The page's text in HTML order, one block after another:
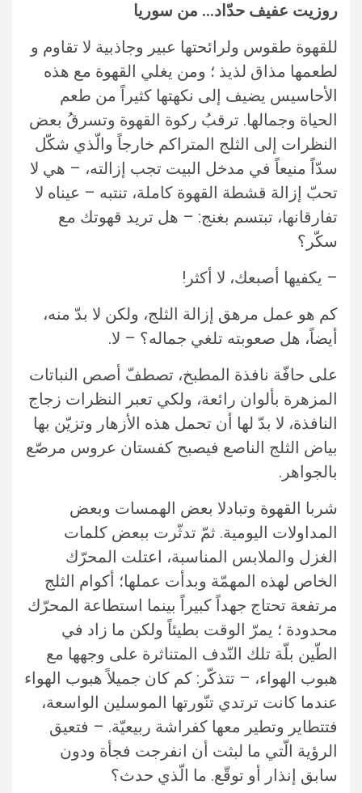
روزيت عفيف حدّاد… من سوريا
للقهوة طقوس ولرائحتها عبير وجاذبية لا تقاوم و
لطعمها مذاق لذيذ ؛ ومن يغلي القهوة مع هذه
الأحاسيس يضيف إلى نكهتها كثيراً من طعم
الحياة وجمالها. ترقبُ ركوة القهوة وتسرقُ بعض
النظرات إلى الثلج المتراكم خارجاً والّذي شكّل
سدّاً منيعاً في مدخل البيت تجب إزالته، – هي لا
تحبّ إزالة قشطة القهوة كاملة، تنتبه – عيناه لا
تفارقانها، تبتسم بغنج: – هل تريد قهوتك مع
سكّر؟
– يكفيها أصبعك، لا أكثر!
كم هو عمل مرهق إزالة الثلج، ولكن لا بدّ منه،
أيضاً، هل صعوبته تلغي جماله؟ – لا.
على حافّة نافذة المطبخ، تصطفّ أصص النباتات
المزهرة بألوان رائعة، ولكي تعبر النظرات زجاج
النافذة، لا بدّ لها أن تحمل هذه الأزهار وتزيّن بها
بياض الثلج الناصع فيصبح كفستان عروس مرصّع
بالجواهر.
شربا القهوة وتبادلا بعض الهمسات وبعض
المداولات اليومية. ثمّ تدثّرت ببعض كلمات
الغزل والملابس المناسبة، اعتلت المحرّك
الخاص لهذه المهمّة وبدأت عملها؛ أكوام الثلج
مرتفعة تحتاج جهداً كبيراً بينما استطاعة المحرّك
محدودة ؛ يمرّ الوقت بطيئاً ولكن ما زاد في
الطّين بلّة تلك النّدف المتناثرة على وجهها مع
هبوب الهواء، – تتذكّر: كم كان جميلاً هبوب الهواء
عندما كانت ترتدي تنّورتها الموسلين الواسعة،
فتتطاير وتطير معها كفراشة ربيعيّة. – فتعيق
الرؤية الّتي ما لبثت أن انفرجت فجأة ودون
سابق إنذار أو توقّع. ما الّذي حدث؟